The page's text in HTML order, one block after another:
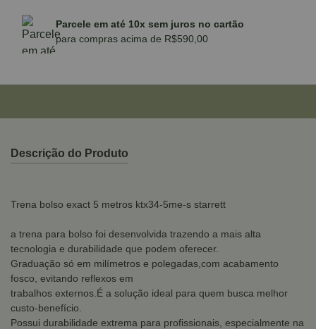
Parcele em até 10x sem juros no cartão
para compras acima de R$590,00
Descrição do Produto
Trena bolso exact 5 metros ktx34-5me-s starrett
a trena para bolso foi desenvolvida trazendo a mais alta
tecnologia e durabilidade que podem oferecer.
Graduação só em milímetros e polegadas,com acabamento
fosco, evitando reflexos em
trabalhos externos.É a solução ideal para quem busca melhor
custo-benefício.
Possui durabilidade extrema para profissionais, especialmente na